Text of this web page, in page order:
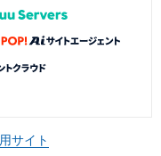
サイト